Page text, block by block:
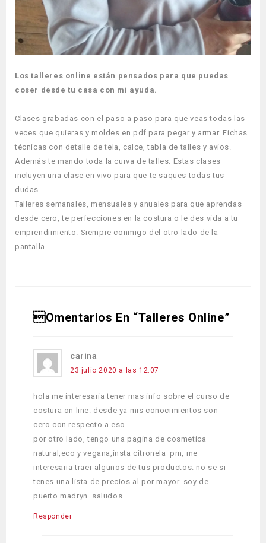
Los talleres online están pensados para que puedas
coser desde tu casa con mi ayuda.
Clases grabadas con el paso a paso para que veas todas las
veces que quieras y moldes en pdf para pegar y armar. Fichas
técnicas con detalle de tela, calce, tabla de talles y avíos.
Además te mando toda la curva de talles. Estas clases
incluyen una clase en vivo para que te saques todas tus
dudas.
Talleres semanales, mensuales y anuales para que aprendas
desde cero, te perfecciones en la costura o le des vida a tu
emprendimiento. Siempre conmigo del otro lado de la
pantalla.
omentarios En “Talleres Online”
carina
23 julio 2020 a las 12:07
hola me interesaria tener mas info sobre el curso de
costura on line. desde ya mis conocimientos son
cero con respecto a eso.
por otro lado, tengo una pagina de cosmetica
natural,eco y vegana,insta citronela_pm, me
interesaria traer algunos de tus productos. no se si
tenes una lista de precios al por mayor. soy de
puerto madryn. saludos
Responder